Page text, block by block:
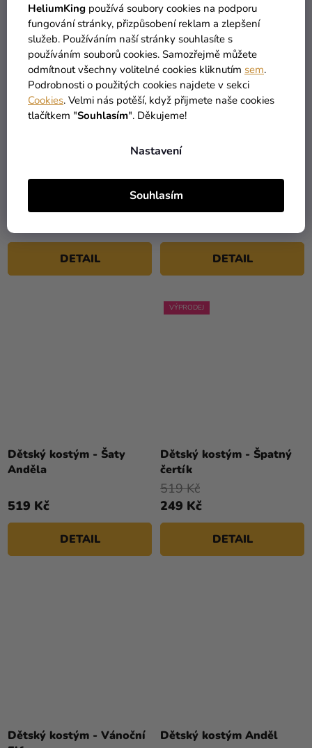
HeliumKing používá soubory cookies na podporu
fungování stránky, přizpůsobení reklam a zlepšení
služeb. Používáním naší stránky souhlasíte s
používáním souborů cookies. Samozřejmě můžete
odmítnout všechny volitelné cookies kliknutím sem.
Podrobnosti o použitých cookies najdete v sekci
Cookies. Velmi nás potěší, když přijmete naše cookies
tlačítkem "Souhlasím". Děkujeme!
Nastavení
Souhlasím
979 Kč
1 089 Kč
DETAIL
Josef
DETAIL
Dětský kostým - Šaty
Anděla
519 Kč
DETAIL
VÝPRODEJ
Dětský kostým - Špatný
čertík
249 Kč
519 Kč
DETAIL
Dětský kostým - Vánoční
Dětský kostým Anděl